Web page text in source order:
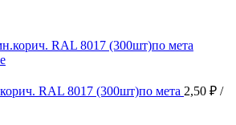
RAL 8017 (300шт)по мета 2,50 ₽ /